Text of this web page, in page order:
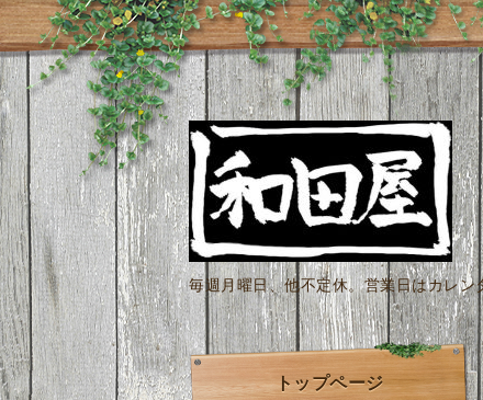
毎週月曜日、他不定休。営業日はカレ
トップページ